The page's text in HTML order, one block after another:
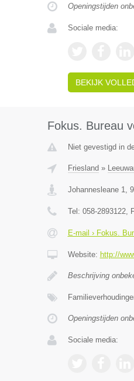
Openingstijden
Sociale media:
BEKIJK
Fokus. Bureau
Niet gevestigd in
Friesland »
Johannesleane 1,
Tel: 058-2893122,
E-mail › Fokus.
Website: http://
Beschrijving
Openingstijden
Sociale media: